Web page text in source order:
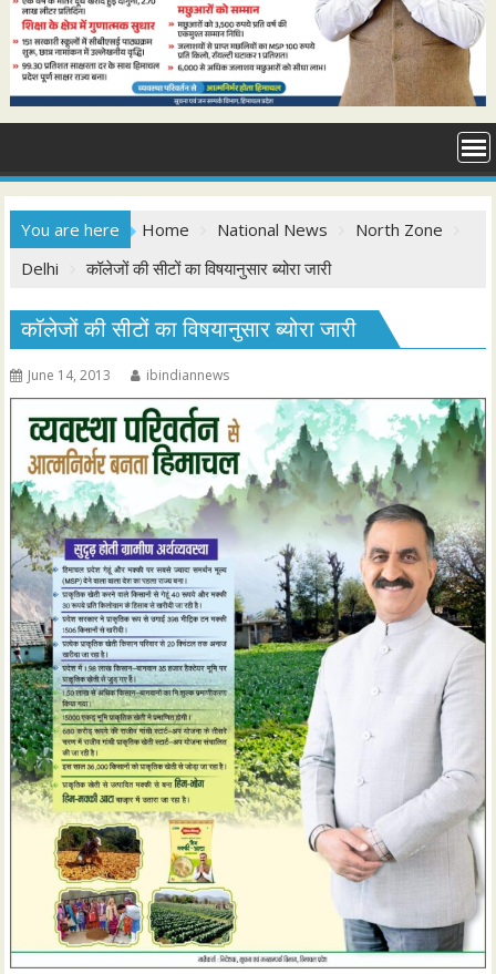
You are here Home National News
North Zone
Delhi
कॉलेजों की सीटों का विषयानुसार ब्योरा जारी
कॉलेजों की सीटों का विषयानुसार ब्योरा जारी
June 14, 2013 ibindiannews